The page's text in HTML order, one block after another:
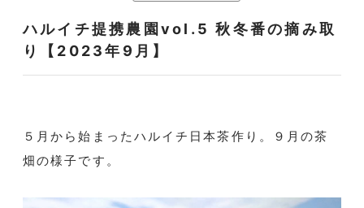
ハルイチ提携農園vol.5 秋冬番の摘み取
り【2023年9月】
５月から始まったハルイチ日本茶作り。９月の茶
畑の様子です。